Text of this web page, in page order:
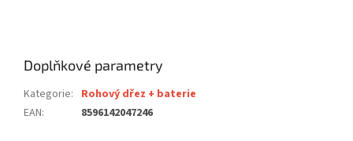
Doplňkové parametry
Kategorie: Rohový dřez + baterie
EAN: 8596142047246